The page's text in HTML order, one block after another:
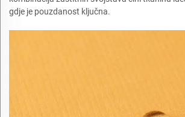
gdje je pouzdanost ključna.